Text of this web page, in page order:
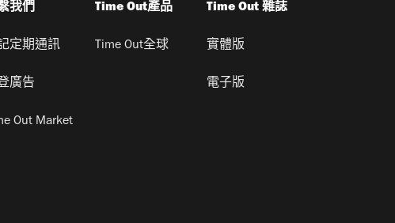
我們
定期通訊
廣告
Out Market
Time Out產品
Time Out全球
Time Out 雜誌
實體版
電子版